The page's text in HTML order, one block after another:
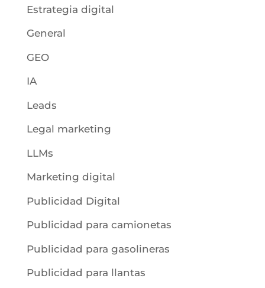
Estrategia digital
General
GEO
IA
Leads
Legal marketing
LLMs
Marketing digital
Publicidad Digital
Publicidad para camionetas
Publicidad para gasolineras
Publicidad para llantas